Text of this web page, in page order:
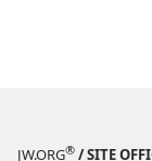
JW.ORG® / SITE